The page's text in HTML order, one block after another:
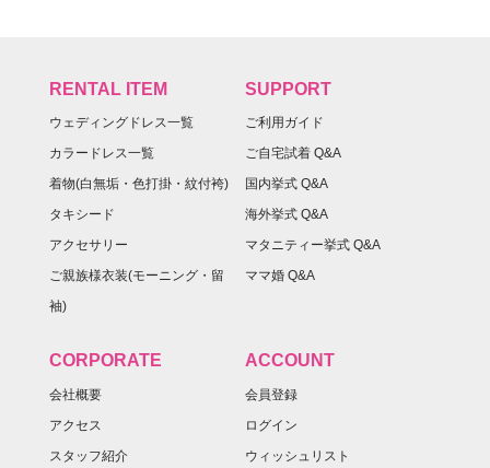
RENTAL ITEM
ウェディングドレス一覧
カラードレス一覧
着物(白無垢・色打掛・紋付袴)
タキシード
アクセサリー
ご親族様衣装(モーニング・留
袖)
SUPPORT
ご利用ガイド
ご自宅試着 Q&A
国内挙式 Q&A
海外挙式 Q&A
マタニティー挙式 Q&A
ママ婚 Q&A
CORPORATE
会社概要
アクセス
スタッフ紹介
ACCOUNT
会員登録
ログイン
ウィッシュリスト